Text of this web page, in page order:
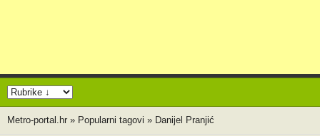
Metro-portal.hr » Popularni tagovi » Danijel Pranjić